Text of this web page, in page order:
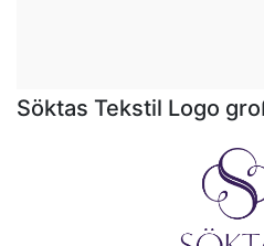
Söktas Tekstil Logo